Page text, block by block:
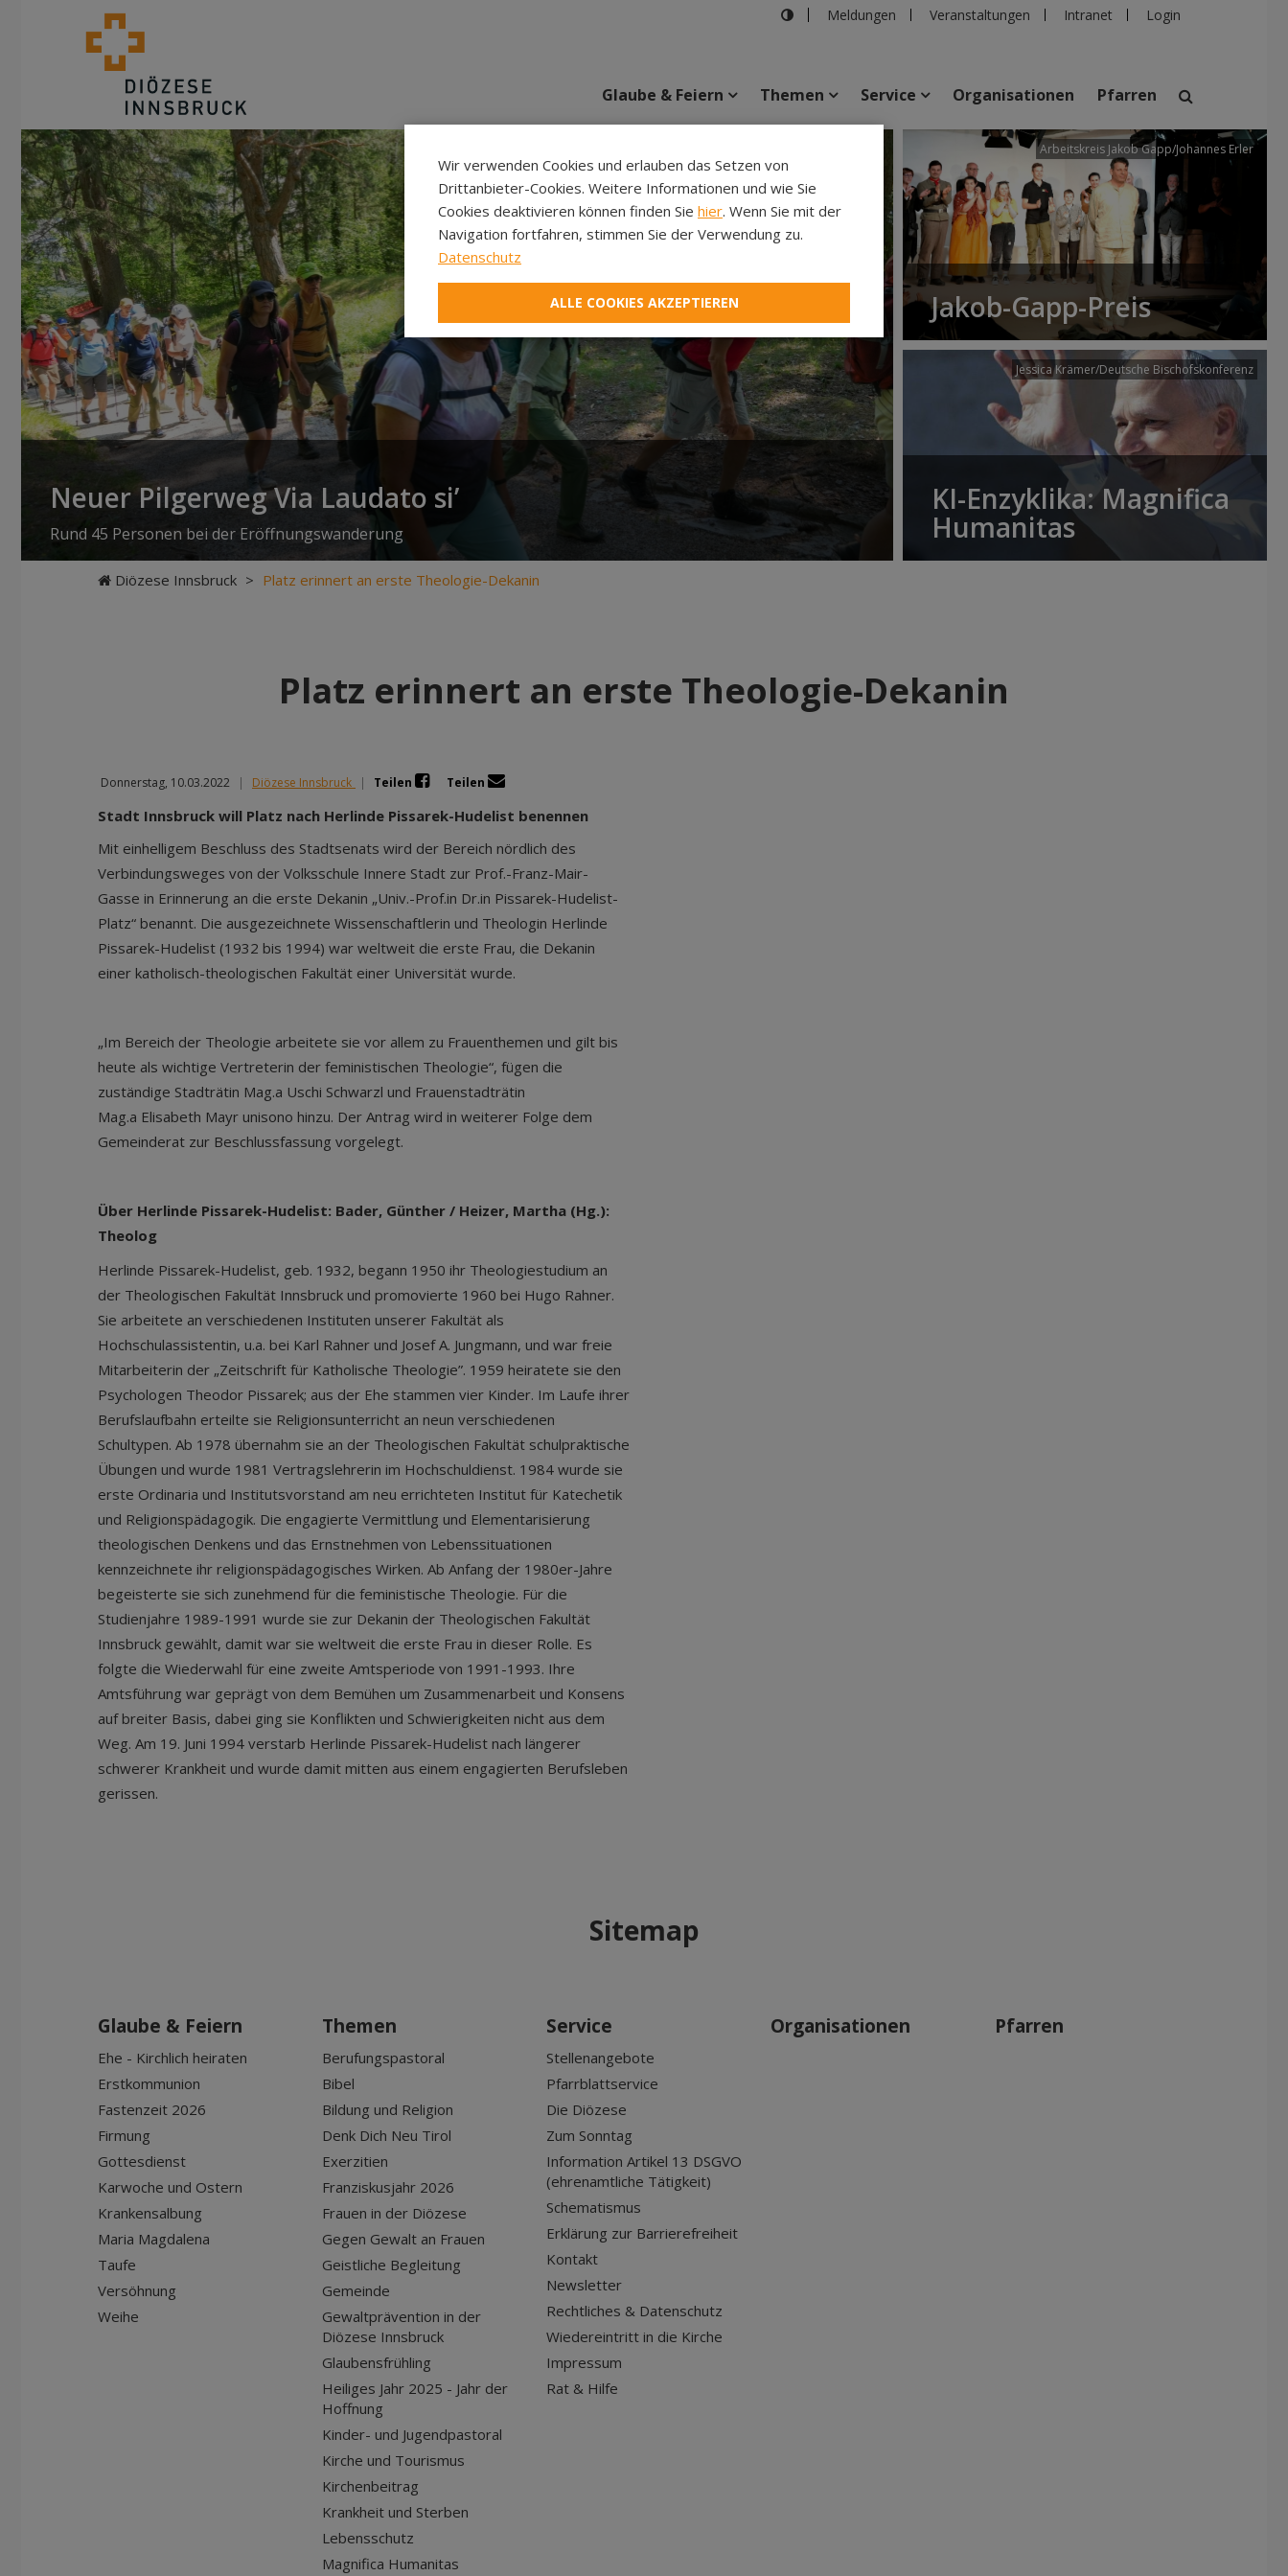
Meldungen Veranstaltungen Intranet Login
suchen
Veranstaltungen Personen Pfarren Einrichtungen
Glaube & Feiern Themen Service Organisationen Pfarren
Neuer Pilgerweg Via Laudato si’
Rund 45 Personen bei der Eröffnungswanderung
Arbeitskreis Jakob Gapp/Johannes Erler
Jakob-Gapp-Preis
Jessica Krämer/Deutsche Bischofskonferenz
KI-Enzyklika: Magnifica
Humanitas
Diözese Innsbruck > Platz erinnert an erste Theologie-Dekanin
Platz erinnert an erste Theologie-Dekanin
Donnerstag, 10.03.2022 | Diözese Innsbruck | Teilen Teilen
Stadt Innsbruck will Platz nach Herlinde Pissarek-Hudelist benennen
Mit einhelligem Beschluss des Stadtsenats wird der Bereich nördlich des
Verbindungsweges von der Volksschule Innere Stadt zur Prof.-Franz-Mair-
Gasse in Erinnerung an die erste Dekanin „Univ.-Prof.in Dr.in Pissarek-Hudelist-
Platz“ benannt. Die ausgezeichnete Wissenschaftlerin und Theologin Herlinde
Pissarek-Hudelist (1932 bis 1994) war weltweit die erste Frau, die Dekanin
einer katholisch-theologischen Fakultät einer Universität wurde.
„Im Bereich der Theologie arbeitete sie vor allem zu Frauenthemen und gilt bis
heute als wichtige Vertreterin der feministischen Theologie“, fügen die
zuständige Stadträtin Mag.a Uschi Schwarzl und Frauenstadträtin
Mag.a Elisabeth Mayr unisono hinzu. Der Antrag wird in weiterer Folge dem
Gemeinderat zur Beschlussfassung vorgelegt.
Über Herlinde Pissarek-Hudelist: Bader, Günther / Heizer, Martha (Hg.):
Theolog
Herlinde Pissarek-Hudelist, geb. 1932, begann 1950 ihr Theologiestudium an
der Theologischen Fakultät Innsbruck und promovierte 1960 bei Hugo Rahner.
Sie arbeitete an verschiedenen Instituten unserer Fakultät als
Hochschulassistentin, u.a. bei Karl Rahner und Josef A. Jungmann, und war freie
Mitarbeiterin der „Zeitschrift für Katholische Theologie”. 1959 heiratete sie den
Psychologen Theodor Pissarek; aus der Ehe stammen vier Kinder. Im Laufe ihrer
Berufslaufbahn erteilte sie Religionsunterricht an neun verschiedenen
Schultypen. Ab 1978 übernahm sie an der Theologischen Fakultät schulpraktische
Übungen und wurde 1981 Vertragslehrerin im Hochschuldienst. 1984 wurde sie
erste Ordinaria und Institutsvorstand am neu errichteten Institut für Katechetik
und Religionspädagogik. Die engagierte Vermittlung und Elementarisierung
theologischen Denkens und das Ernstnehmen von Lebenssituationen
kennzeichnete ihr religionspädagogisches Wirken. Ab Anfang der 1980er-Jahre
begeisterte sie sich zunehmend für die feministische Theologie. Für die
Studienjahre 1989-1991 wurde sie zur Dekanin der Theologischen Fakultät
Innsbruck gewählt, damit war sie weltweit die erste Frau in dieser Rolle. Es
folgte die Wiederwahl für eine zweite Amtsperiode von 1991-1993. Ihre
Amtsführung war geprägt von dem Bemühen um Zusammenarbeit und Konsens
auf breiter Basis, dabei ging sie Konflikten und Schwierigkeiten nicht aus dem
Weg. Am 19. Juni 1994 verstarb Herlinde Pissarek-Hudelist nach längerer
schwerer Krankheit und wurde damit mitten aus einem engagierten Berufsleben
gerissen.
Sitemap
Glaube & Feiern
Ehe - Kirchlich heiraten
Erstkommunion
Fastenzeit 2026
Firmung
Gottesdienst
Karwoche und Ostern
Krankensalbung
Maria Magdalena
Taufe
Versöhnung
Weihe
Themen
Berufungspastoral
Bibel
Bildung und Religion
Denk Dich Neu Tirol
Exerzitien
Franziskusjahr 2026
Frauen in der Diözese
Gegen Gewalt an Frauen
Geistliche Begleitung
Gemeinde
Gewaltprävention in der
Diözese Innsbruck
Glaubensfrühling
Heiliges Jahr 2025 - Jahr der
Hoffnung
Kinder- und Jugendpastoral
Kirche und Tourismus
Kirchenbeitrag
Krankheit und Sterben
Lebensschutz
Magnifica Humanitas
Service
Stellenangebote
Pfarrblattservice
Die Diözese
Zum Sonntag
Information Artikel 13 DSGVO
(ehrenamtliche Tätigkeit)
Schematismus
Erklärung zur Barrierefreiheit
Kontakt
Newsletter
Rechtliches & Datenschutz
Wiedereintritt in die Kirche
Impressum
Rat & Hilfe
Organisationen Pfarren
Wir verwenden Cookies und erlauben das Setzen von
Drittanbieter-Cookies. Weitere Informationen und wie Sie
Cookies deaktivieren können finden Sie hier. Wenn Sie mit der
Navigation fortfahren, stimmen Sie der Verwendung zu.
Datenschutz
ALLE COOKIES AKZEPTIEREN